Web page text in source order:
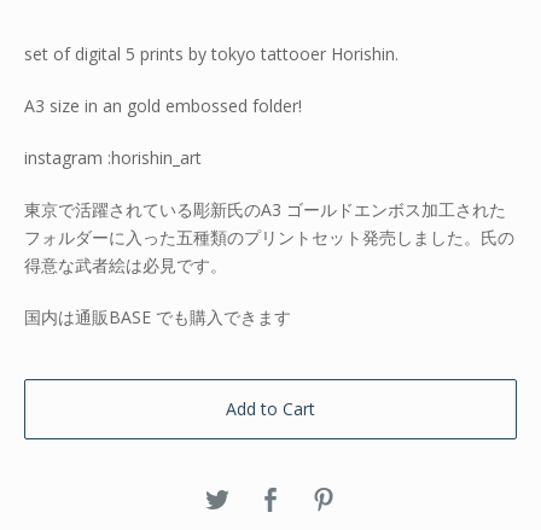
set of digital 5 prints by tokyo tattooer Horishin.
A3 size in an gold embossed folder!
instagram :horishin_art
東京で活躍されている彫新氏のA3 ゴールドエンボス加工された
フォルダーに入った五種類のプリントセット発売しました。氏の
得意な武者絵は必見です。
国内は通販BASE でも購入できます
Add to Cart